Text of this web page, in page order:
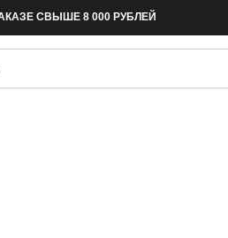
СВЫШЕ 8 000 РУБЛЕЙ